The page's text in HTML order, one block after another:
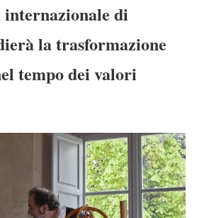
internazionale di
la trasformazione
tempo dei valori